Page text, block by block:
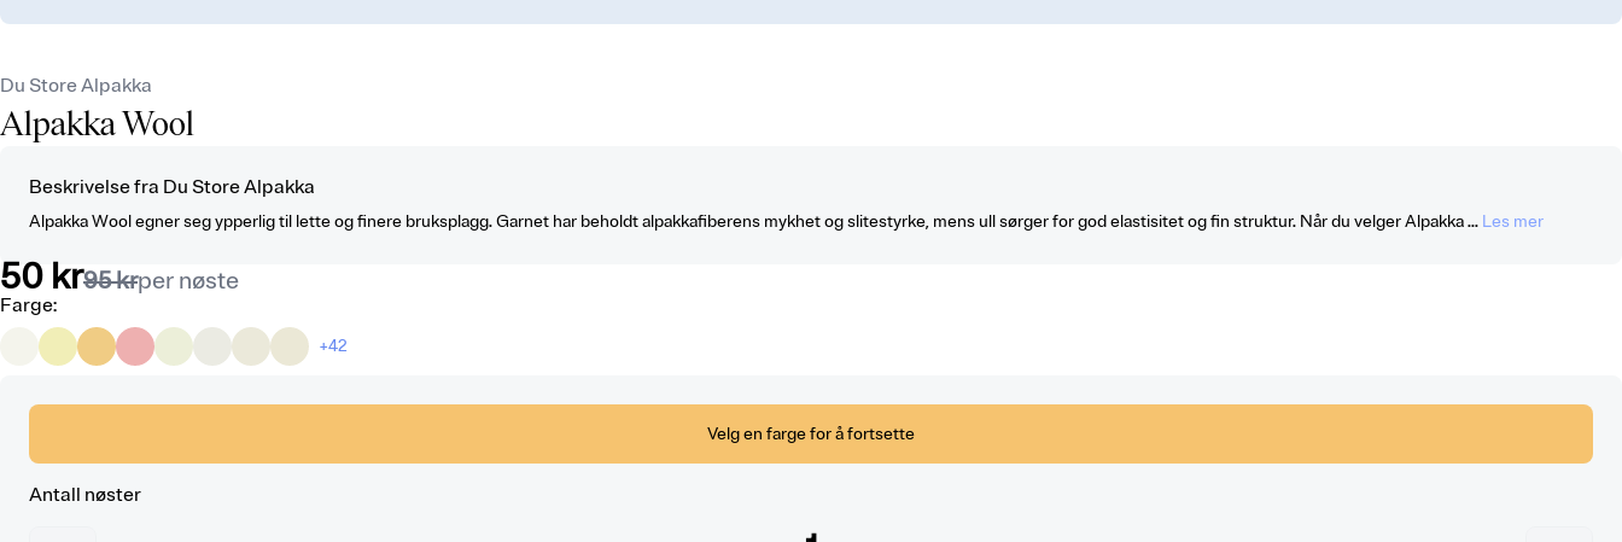
Du Store Alpakka
Alpakka Wool
Beskrivelse fra Du Store Alpakka
Alpakka Wool egner seg ypperlig til lette og finere bruksplagg. Garnet har beholdt alpakkafiberens mykhet og slitestyrke, mens ull sørger for god elastisitet og fin struktur. Når du velger Alpakka ... Les mer
50 kr95 krper nøste
Farge:
+42
Velg en farge for å fortsette
Antall nøster